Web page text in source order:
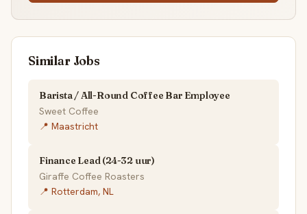
Similar Jobs
Barista / All-Round Coffee Bar Employee
Sweet Coffee
📍 Maastricht
Finance Lead (24-32 uur)
Giraffe Coffee Roasters
📍 Rotterdam, NL